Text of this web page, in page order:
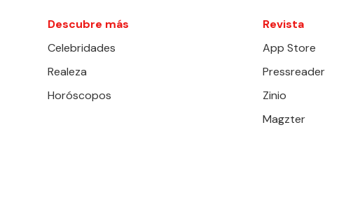
Descubre más
Celebridades
Realeza
Horóscopos
Revista
App Store
Pressreader
Zinio
Magzter